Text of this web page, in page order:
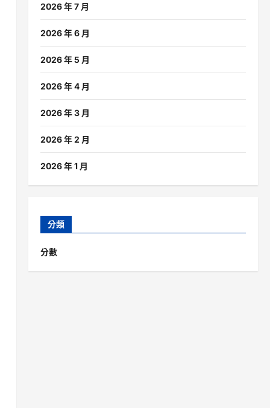
2026 年 7 月
2026 年 6 月
2026 年 5 月
2026 年 4 月
2026 年 3 月
2026 年 2 月
2026 年 1 月
分類
分數